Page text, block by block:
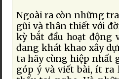
Ngoài ra còn những
gũi và thân thiết với
kỳ bắt đầu hoạt động
đang khát khao xây
ta hãy cùng hiệp nhất
góp ý và viết bài, ít ra